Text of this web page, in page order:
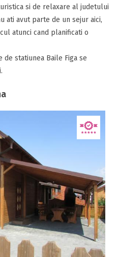
si de relaxare al judetului
ati avut parte de un sejur aici,
atunci cand planificati o
statiunea Baile Figa se